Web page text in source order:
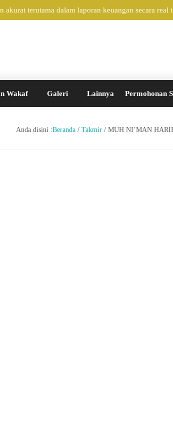
terutama dalam laporan keuangan secara
Wakaf Galeri Lainnya Permohonan
Anda disini :Beranda/ Takmir/ MUH NI’MAN